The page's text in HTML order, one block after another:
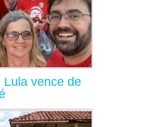
Lula vence de